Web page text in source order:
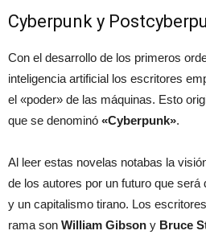
Cyberpunk y
Con el desarrollo de los primeros
inteligencia artificial los escritores
el «poder» de las máquinas. Esto
que se denominó «Cyberpunk».
Al leer estas novelas notabas la
de los autores por un futuro que será
y un capitalismo tirano. Los
rama son William Gibson y Bruce